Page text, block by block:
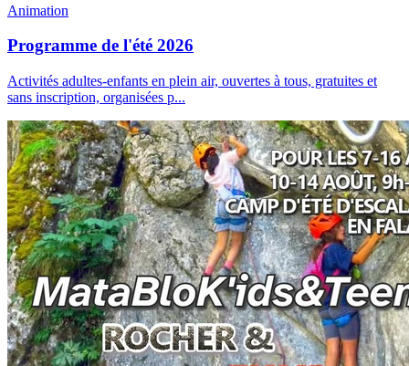
Animation
Programme de l'été 2026
Activités adultes-enfants en plein air, ouvertes à tous, gratuites et
sans inscription, organisées p...